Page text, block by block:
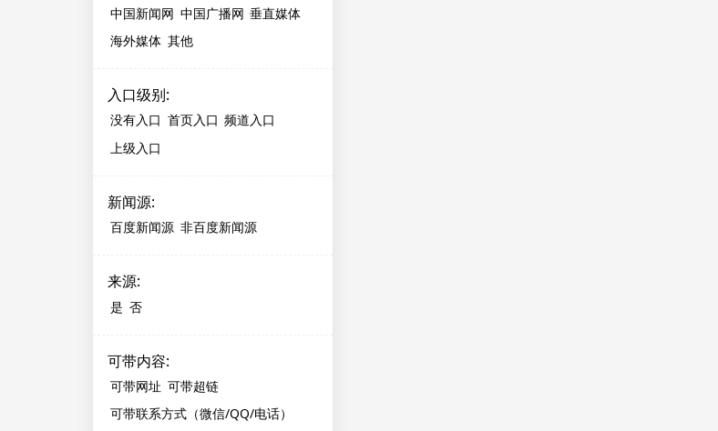
中国新闻网 中国广播网 垂直媒体
海外媒体 其他
入口级别:
没有入口 首页入口 频道入口
上级入口
新闻源:
百度新闻源 非百度新闻源
来源:
是 否
可带内容:
可带网址 可带超链
可带联系方式（微信/QQ/电话）